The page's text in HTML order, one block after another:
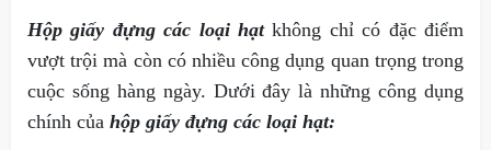
Hộp giấy đựng các loại hạtkhông chỉ có đặc điểm
vượt trội mà còn có nhiều công dụng quan trọng trong
cuộc sống hàng ngày. Dưới đây là những công dụng
chính của hộp giấy đựng các loại hạt: